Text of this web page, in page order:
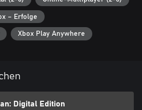
– Erfolge
Xbox Play Anywhere
Digital Edition